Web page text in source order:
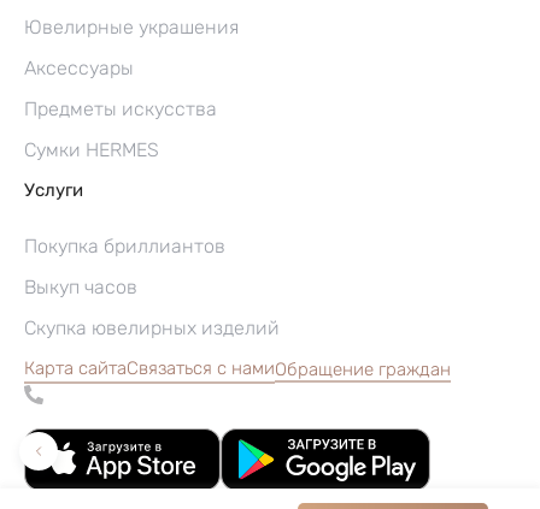
Ювелирные украшения
Аксессуары
Предметы искусства
Сумки HERMES
Услуги
Покупка бриллиантов
Выкуп часов
Скупка ювелирных изделий
Карта сайтаСвязаться с намиОбращение граждан